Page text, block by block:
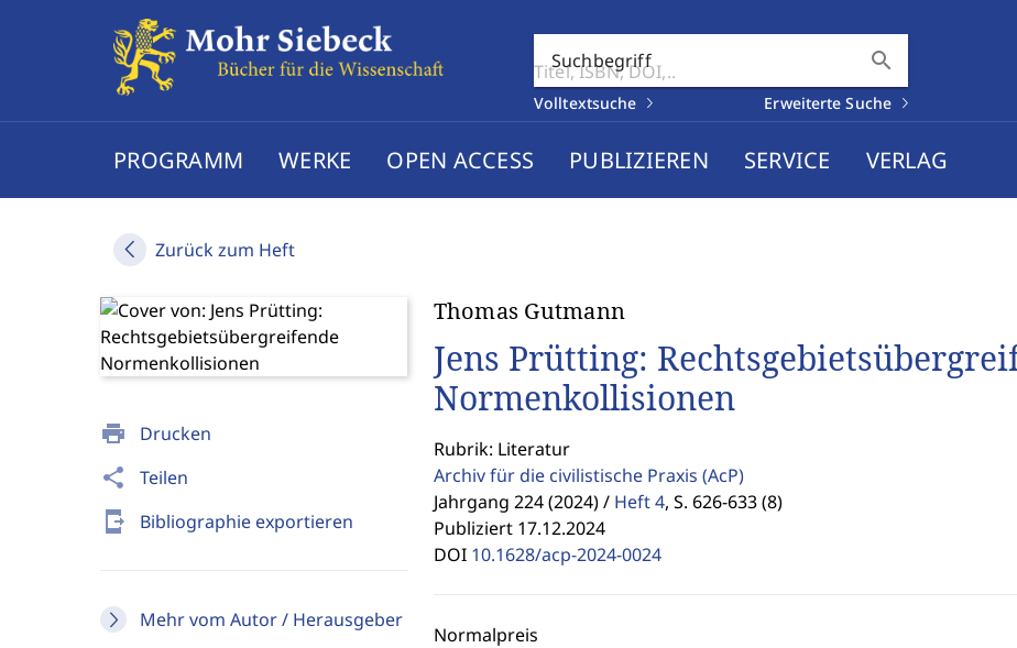
Suchbegriff search
Volltextsuche Erweiterte Suche
PROGRAMM WERKE OPEN ACCESS PUBLIZIEREN SERVICE VERLAG
Zurück zum Heft
print Drucken
share Teilen
send_to_mobile Bibliographie exportieren
Mehr vom Autor / Herausgeber
Thomas Gutmann
Jens Prütting:
Normenkollisionen
Rubrik: Literatur
Archiv für die civilistische Praxis (AcP)
Jahrgang 224 (2024) / Heft 4, S. 626-633 (8)
Publiziert 17.12.2024
DOI 10.1628/acp-2024-0024
Normalpreis